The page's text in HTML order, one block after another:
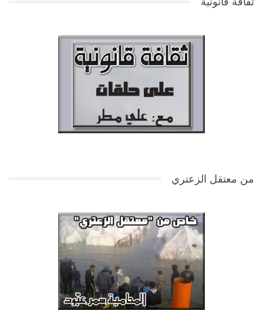
من معتقل الزعتري